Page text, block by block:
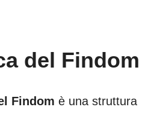
del Findom
Findom è una struttura